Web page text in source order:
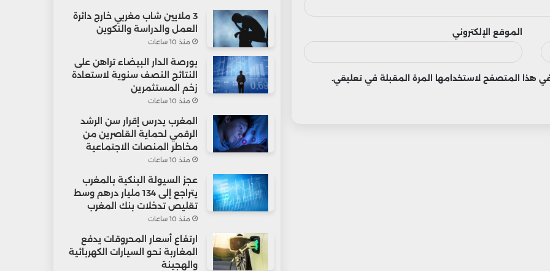
الموقع الإلكتروني
في هذا المتصفح لاستخدامها المرة المقبلة في تعليقي.
3 ملايين شاب مغربي خارج دائرة
العمل والدراسة والتكوين
منذ 10 ساعات
بورصة الدار البيضاء تراهن على
النتائج النصف سنوية لاستعادة
زخم المستثمرين
منذ 10 ساعات
المغرب يدرس إقرار سن الرشد
الرقمي لحماية القاصرين من
مخاطر المنصات الاجتماعية
منذ 10 ساعات
عجز السيولة البنكية بالمغرب
يتراجع إلى 134 مليار درهم وسط
تقليص تدخلات بنك المغرب
منذ 10 ساعات
ارتفاع أسعار المحروقات يدفع
المغاربة نحو السيارات الكهربائية
والهجينة